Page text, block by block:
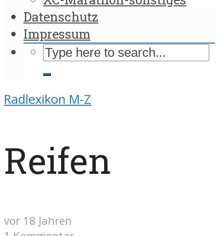
Datenschutz
Impressum
Radlexikon M-Z
Reifen
vor 18 Jahren